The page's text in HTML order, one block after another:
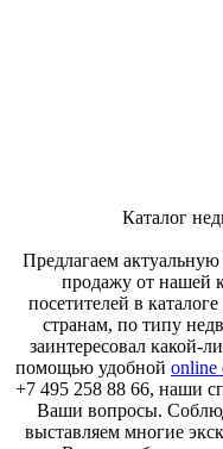
Каталог
Предлагаем
продажу от нашей
посетителей в
странам, по типу
заинтересовал какой-
помощью удобной
+7 495 258 88 66, наши
Ваши вопросы.
выставляем многие